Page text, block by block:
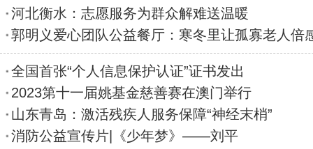
河北衡水：志愿服务为群众解难送温暖
郭明义爱心团队公益餐厅：寒冬里让孤寡老人倍
全国首张“个人信息保护认证”证书发出
2023第十一届姚基金慈善赛在澳门举行
山东青岛：激活残疾人服务保障“神经末梢”
消防公益宣传片|《少年梦》——刘平